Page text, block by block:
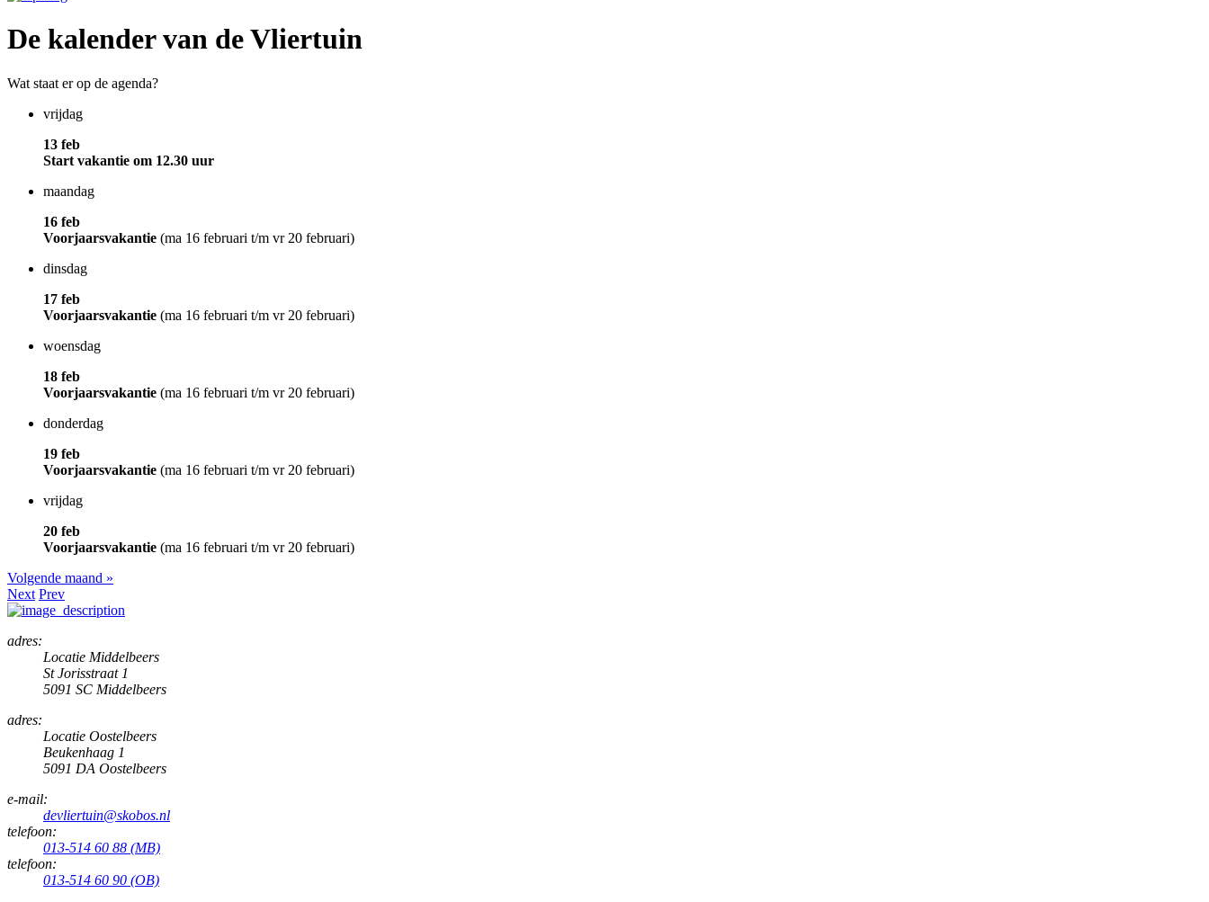
De kalender van de Vliertuin
Wat staat er op de agenda?
vrijdag
13 feb
Start vakantie om 12.30 uur
maandag
16 feb
Voorjaarsvakantie (ma 16 februari t/m vr 20 februari)
dinsdag
17 feb
Voorjaarsvakantie (ma 16 februari t/m vr 20 februari)
woensdag
18 feb
Voorjaarsvakantie (ma 16 februari t/m vr 20 februari)
donderdag
19 feb
Voorjaarsvakantie (ma 16 februari t/m vr 20 februari)
vrijdag
20 feb
Voorjaarsvakantie (ma 16 februari t/m vr 20 februari)
Volgende maand »
Next Prev
adres:
Locatie Middelbeers
St Jorisstraat 1
5091 SC Middelbeers
adres:
Locatie Oostelbeers
Beukenhaag 1
5091 DA Oostelbeers
e-mail:
devliertuin@skobos.nl
telefoon:
013-514 60 88 (MB)
telefoon:
013-514 60 90 (OB)